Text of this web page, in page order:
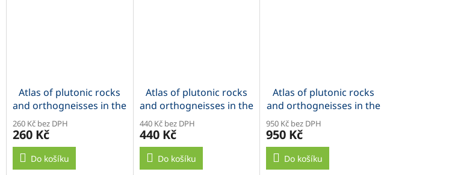
Atlas of plutonic rocks
and orthogneisses in the
Bohemian Massif - CD
260 Kč bez DPH
260 Kč
Do košíku
Atlas of plutonic rocks
and orthogneisses in the
Bohemian Massif,
Bohemicum
440 Kč bez DPH
440 Kč
Do košíku
Atlas of plutonic rocks
and orthogneisses in the
Bohemian Massif,
Moldanubicum
950 Kč bez DPH
950 Kč
Do košíku